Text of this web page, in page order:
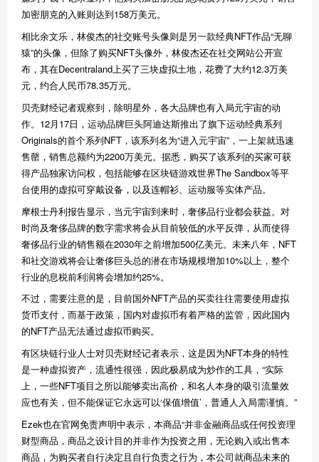
加密朋克的入账则达到158万美元。
相比余文乐，林俊杰的社交账号头像则是另一款经典NFT作品“无聊
猿”的头像，但除了购买NFT头像外，林俊杰还在社交网站公开宣
布，其在Decentraland上买了三块虚拟土地，花费了大约12.3万美
元，约合人民币78.35万元。
贝壳财经记者观察到，除明星外，各大品牌也有入局元宇宙的动
作。12月17日，运动品牌巨头阿迪达斯推出了旗下运动经典系列
Originals的首个系列NFT，该系列名为“进入元宇宙”，一上架就迅速
售罄，销售总额约为2200万美元。据悉，购买了该系列的买家可获
得产品独家访问权，包括能够在区块链游戏世界The Sandbox等平
台使用的虚拟可穿戴设备，以及连帽衫、运动服等实体产品。
摩根士丹利报告显示，当元宇宙到来时，奢侈品行业都会获益。对
时尚及奢侈品牌的数字需求将会从目前较低的水平反弹，从而使得
奢侈品行业的销售额在2030年之前增加500亿美元。未来八年，NFT
和社交游戏将会让奢侈巨头总的潜在市场规模增加10%以上，整个
行业的息税前利润将会增加约25%。
不过，需要注意的是，目前国外NFT产品的买卖往往需要使用虚拟
货币支付，而基于政策，国内对虚拟币有着严格的监管，因此国内
的NFT产品无法通过虚拟币购买。
有区块链行业人士对贝壳财经记者表示，这是因为NFT本身的特性
是一种虚拟资产，流通性很强，因此极易成为炒作的工具，“实际
上，一些NFT项目之所以能够卖出高价，和名人本身的吸引流量效
应也有关，但不能保证它永远可以‘保值增值’，普通人入局需谨慎。”
Ezek也在官网免责声明中表示，本商品“并非金融商品或任何投资理
财型商品，商品之设计目的并非作为投资之用，无论购入或出售本
商品，为购买者自行决定且自行负责之行为，本公司就商品未来的